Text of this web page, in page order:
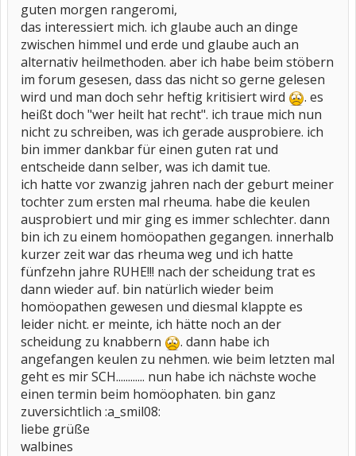
guten morgen rangeromi,
das interessiert mich. ich glaube auch an dinge
zwischen himmel und erde und glaube auch an
alternativ heilmethoden. aber ich habe beim stöbern
im forum gesesen, dass das nicht so gerne gelesen
wird und man doch sehr heftig kritisiert wird
. es
heißt doch "wer heilt hat recht". ich traue mich nun
nicht zu schreiben, was ich gerade ausprobiere. ich
bin immer dankbar für einen guten rat und
entscheide dann selber, was ich damit tue.
ich hatte vor zwanzig jahren nach der geburt meiner
tochter zum ersten mal rheuma. habe die keulen
ausprobiert und mir ging es immer schlechter. dann
bin ich zu einem homöopathen gegangen. innerhalb
kurzer zeit war das rheuma weg und ich hatte
fünfzehn jahre RUHE!!! nach der scheidung trat es
dann wieder auf. bin natürlich wieder beim
homöopathen gewesen und diesmal klappte es
leider nicht. er meinte, ich hätte noch an der
scheidung zu knabbern
. dann habe ich
angefangen keulen zu nehmen. wie beim letzten mal
geht es mir SCH............ nun habe ich nächste woche
einen termin beim homöophaten. bin ganz
zuversichtlich :a_smil08:
liebe grüße
walbines